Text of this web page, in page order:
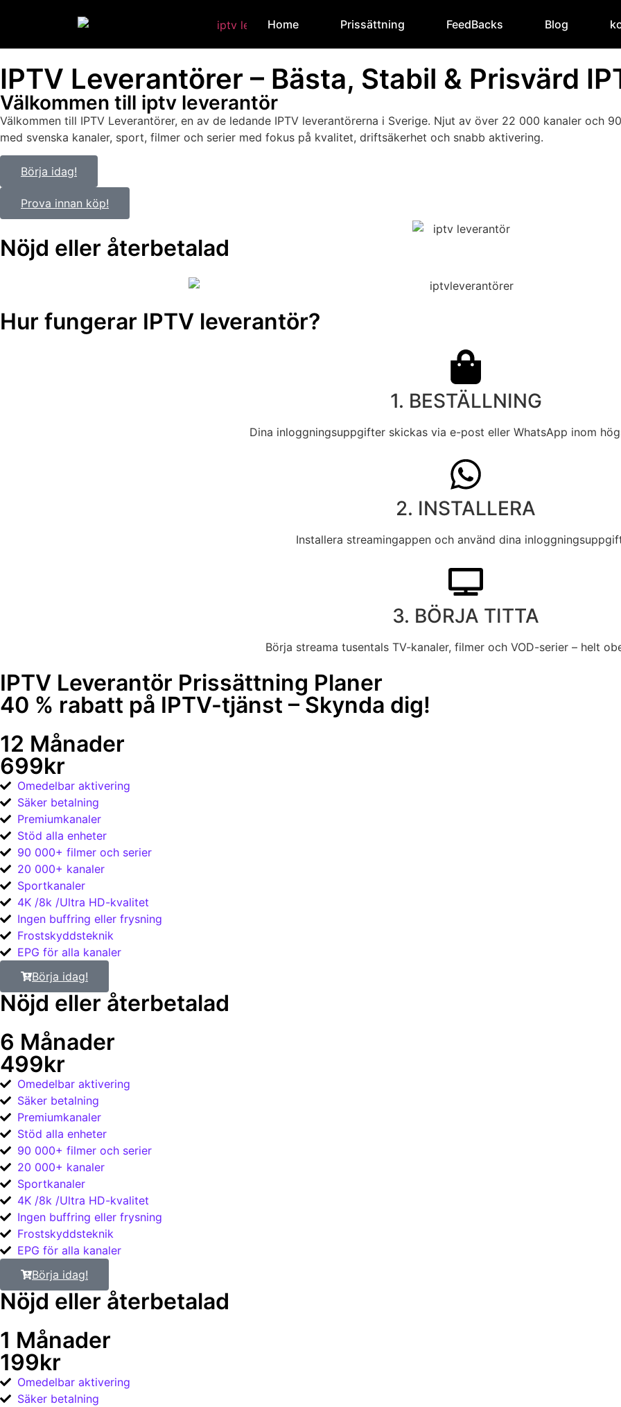
Home Prissättning FeedBacks Blog
IPTV Leverantörer – Bästa, Stabil & Prisvärd
Välkommen till iptv leverantör
Välkommen till IPTV Leverantörer, en av de ledande IPTV leverantörerna i Sverige. Njut av över 22 000 kanaler och
med svenska kanaler, sport, filmer och serier med fokus på kvalitet, driftsäkerhet och snabb aktivering.
Börja idag!
Prova innan köp!
Nöjd eller återbetalad
Hur fungerar IPTV leverantör?
1. BESTÄLLNING
Dina inloggningsuppgifter skickas via e-post eller WhatsApp inom
2. INSTALLERA
Installera streamingappen och använd dina
3. BÖRJA TITTA
Börja streama tusentals TV-kanaler, filmer och VOD-serier – helt
IPTV Leverantör Prissättning Planer
40 % rabatt på IPTV-tjänst – Skynda dig!
12 Månader
699kr
Omedelbar aktivering
Säker betalning
Premiumkanaler
Stöd alla enheter
90 000+ filmer och serier
20 000+ kanaler
Sportkanaler
4K /8k /Ultra HD-kvalitet
Ingen buffring eller frysning
Frostskyddsteknik
EPG för alla kanaler
Börja idag!
Nöjd eller återbetalad​
6 Månader
499kr
Omedelbar aktivering
Säker betalning
Premiumkanaler
Stöd alla enheter
90 000+ filmer och serier
20 000+ kanaler
Sportkanaler
4K /8k /Ultra HD-kvalitet
Ingen buffring eller frysning
Frostskyddsteknik
EPG för alla kanaler
Börja idag!
Nöjd eller återbetalad​
1 Månader
199kr
Omedelbar aktivering
Säker betalning